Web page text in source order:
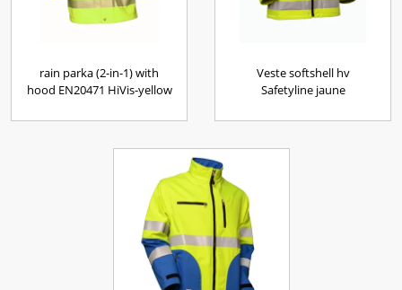
rain parka (2-in-1) with
hood EN20471 HiVis-yellow
Veste softshell hv
Safetyline jaune